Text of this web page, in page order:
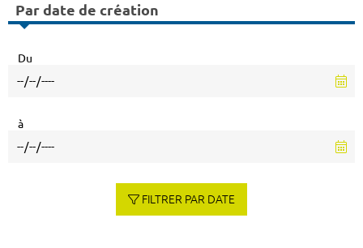
Par date de création
Du
à
FILTRER PAR DATE